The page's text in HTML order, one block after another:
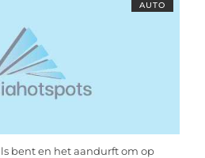
AUTO
bent en het aandurft om op